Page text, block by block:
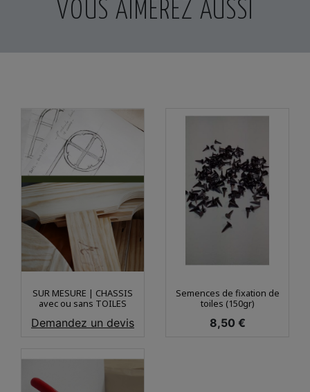
VOUS AIMEREZ AUSSI
SUR MESURE | CHASSIS
avec ou sans TOILES
Prix
Demandez un devis
Semences de fixation de
toiles (150gr)
Prix
8,50 €